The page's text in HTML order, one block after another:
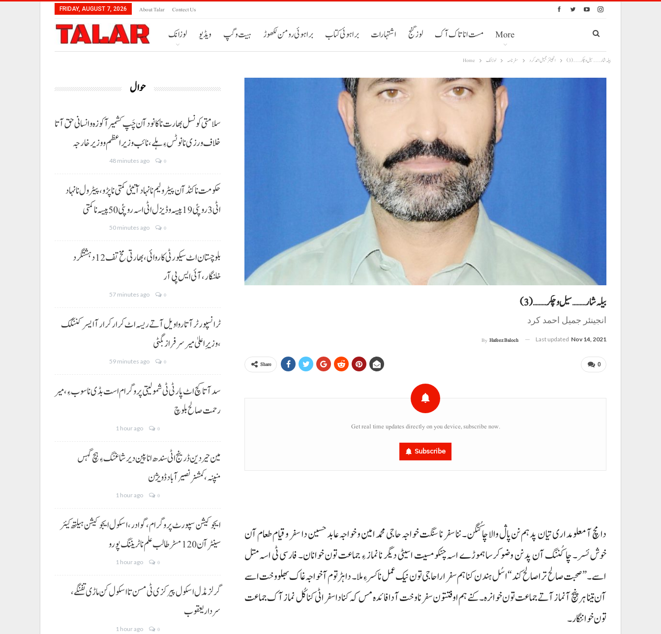
FRIDAY, AUGUST 7, 2026 About Talar Contect Us
لوزانک ویڈیو ہیت و گپ براہوئی رومن لکھوڑ براہوئی کتاب اشتہارات لوز گنج مست انا تاک آک More
Home لوزانک سفر نامہ انجینئر جمیل احمد کرد بیلہ شار………سیل و چکر………(3)
بیلہ شار………سیل و چکر………(3)
انجینئر جمیل احمد کرد
By Hafeez Baloch Last updated Nov 14, 2021
0
Share
Get real time updates directly on you device, subscribe now.
Subscribe
دا مچ آ معلومداری تیان پد ہم نن پاڷ والا چا کُنگن۔ ننا سفر نا سنگت خواجہ حاجی محمد امین و خواجہ عابد حسین دا سفر و قیام طعام آن
خوش ئسر۔ چا کُننگ آن پد نن وضو کرسا ہموڑے اسہ چنکو مسیت اسیٹی دیگر نا نماز ءِ جماعت تون خوانان۔ فارسی ٹی اسہ متل
اسے۔ ”صحبت صالح ترا صالح کند“ اسُل ہندن کنا ہم سفر ارا حاجی تون نیک عمل نا کسر ءِ ملا۔ دا ہڑتوم آ خواجہ غاک بھلو وخت اسے
آن تینا ہر پنچ آ نماز آتے جماعت تون خوانرہ۔ کنے ہم اوفتتون سفرنا وخت آ دا فائدہ مس کہ کنا دا سفر اٹی کنا کُل نماز آک جماعت
تون خواننگار۔
حوال
سلامتی کونسل بھارت نا کانود آن چَپ کشمیر آ کوزہ و انسانی حق آتا
خلاف ورزی نا نوٹس ءِ ہلے،نائب وزیراعظم و وزیر خارجہ
48 minutes ago 0
حکومت نا کنڈ آن پیٹرولیم نا نہاد آتیٹی کمتی نا پڑو،پیٹرول نا نہاد
اٹی 3 روپئی 19 پیسہ و ڈیزل اٹی اسہ روپئی 50 پیسہ نا کمتی
50 minutes ago 0
بلوچستان اٹ سیکورٹی کاروائی، بھارتی مخ تف 12 دہشتگرد
خلنگار،آئی ایس پی آر
57 minutes ago 0
ٹرانسپورٹر آتا روا ویل آتے ریسہ اٹ کرار کرار آ ایسر کننگک
،وزیرِ اعلیٰ میر سرفراز بگٹی
59 minutes ago 0
سد آتا کچ اٹ پارٹی ٹی شمولیتی پروگرام است بڈی نا سوب ءِ،میر
رحمت صالح بلوچ
1 hour ago 0
مین حیردین ڈرینج اٹی سندھ انا پین دیر شاغنگ ءِ ہچ گہس
منپنہ،کمشنر نصیرآباد ڈویژن
1 hour ago 0
ایجوکیشن سپورٹ پروگرام،گوادر، اسکول ایجوکیشن ہیلتھ کیئر
سینٹر آن 120 مسڑ طالب علم نا ٹریننگ پورو
1 hour ago 0
گرلز مڈل اسکول پیرکزی ٹی مسن تا اسکول کن ماڑی تفنگے،
سردار یعقوب
1 hour ago 0